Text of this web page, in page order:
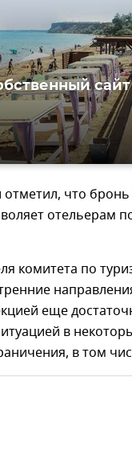
что
отельерам
комитета по
еще
в
в том